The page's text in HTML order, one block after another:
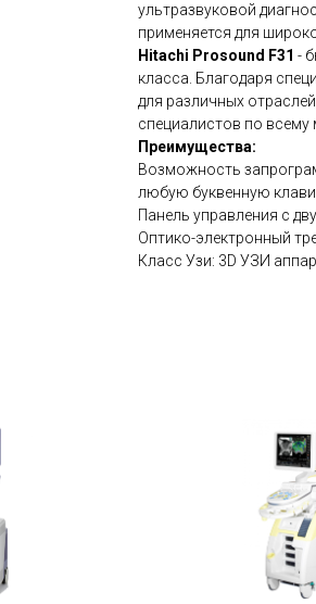
ультразвуковой
применяется для
Hitachi Prosound F31 -
класса. Благодаря
для различных
специалистов по всему
Преимущества:
Возможность
любую буквенную
Панель управления с
Оптико-электронный
Класс Узи: 3D УЗИ